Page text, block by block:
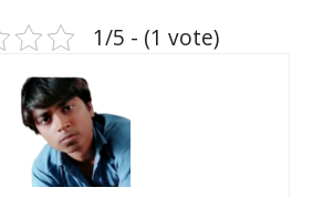
1/5 - (1 vote)